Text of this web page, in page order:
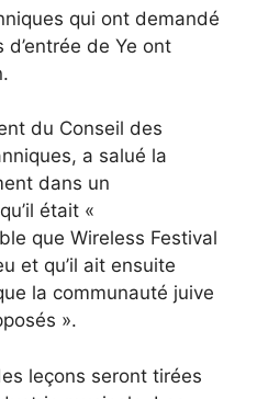
qui ont demandé
de Ye ont
du Conseil des
a salué la
dans un
était «
que Wireless Festival
et qu’il ait ensuite
la communauté juive
».
leçons seront tirées